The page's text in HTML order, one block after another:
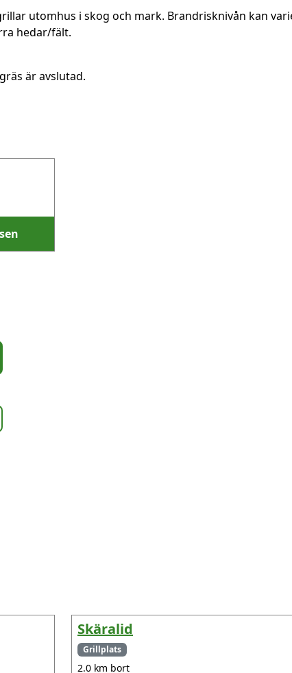
utomhus i skog och mark. Brandrisknivån kan
hedar/fält.
är avslutad.
Skäralid
Grillplats
2.0 km bort